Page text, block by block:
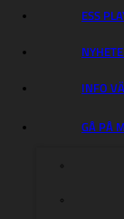
ESS
INFO
GÅ PÅ